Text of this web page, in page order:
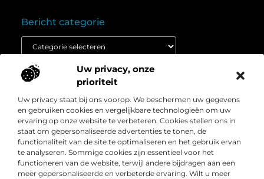
Uw privacy, onze
prioriteit
Uw privacy staat bij ons voorop. We beschermen uw gegevens
en gebruiken cookies en vergelijkbare technologieën om uw
ervaring op onze website te verbeteren. Cookies stellen ons in
staat om gepersonaliseerde advertenties te tonen, de
functionaliteit van de site te optimaliseren en het gebruik ervan
te analyseren. Sommige cookies zijn essentieel voor het
functioneren van de website, terwijl andere bijdragen aan een
meer gepersonaliseerde en verbeterde ervaring. Wilt u meer
Over
Bedrijf
” Het platform voor slimme inzichten en
conversieboosts “
Duik in waardevolle content, praktische strategieën en
inspirerende cases die jouw webshop naar een hoger
niveau tillen. Welkom bij Webshop-conversie.nl – jouw
bron voor resultaatgerichte kennis en online groei.
Onze informatie
Bericht categorie